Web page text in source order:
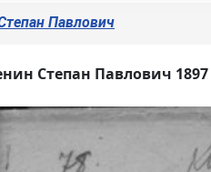
Павлович
Степан Павлович 1897